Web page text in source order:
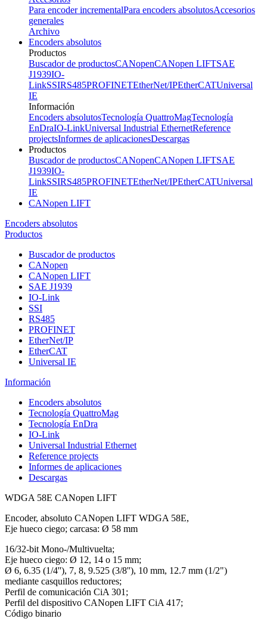
Para encoder incrementalPara encoders absolutosAccesorios
generales
Archivo
Encoders absolutos
Productos
Buscador de productosCANopenCANopen LIFTSAE
J1939IO-
LinkSSIRS485PROFINETEtherNet/IPEtherCATUniversal
IE
Información
Encoders absolutosTecnología QuattroMagTecnología
EnDraIO-LinkUniversal Industrial EthernetReference
projectsInformes de aplicacionesDescargas
Productos
Buscador de productosCANopenCANopen LIFTSAE
J1939IO-
LinkSSIRS485PROFINETEtherNet/IPEtherCATUniversal
IE
CANopen LIFT
Encoders absolutos
Productos
Buscador de productos
CANopen
CANopen LIFT
SAE J1939
IO-Link
SSI
RS485
PROFINET
EtherNet/IP
EtherCAT
Universal IE
Información
Encoders absolutos
Tecnología QuattroMag
Tecnología EnDra
IO-Link
Universal Industrial Ethernet
Reference projects
Informes de aplicaciones
Descargas
WDGA 58E CANopen LIFT
Encoder, absoluto CANopen LIFT WDGA 58E,
Eje hueco ciego; carcasa: Ø 58 mm
16/32-bit Mono-/Multivuelta;
Eje hueco ciego: Ø 12, 14 o 15 mm;
Ø 6, 6.35 (1/4''), 7, 8, 9.525 (3/8''), 10 mm, 12.7 mm (1/2")
mediante casquillos reductores;
Perfil de comunicación CiA 301;
Perfil del dispositivo CANopen LIFT CiA 417;
Código binario